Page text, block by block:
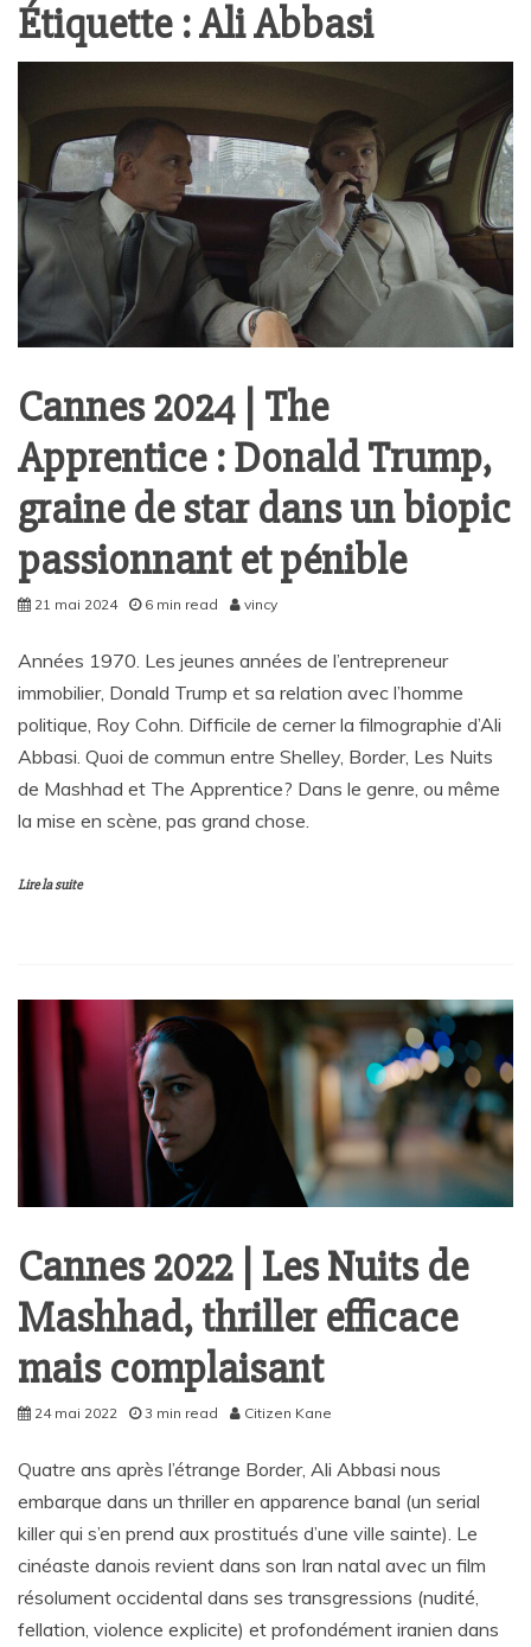
Étiquette :Ali Abbasi
Cannes 2024 | The
Apprentice : Donald Trump,
graine de star dans un biopic
passionnant et pénible
21 mai 2024 6 min read vincy
Années 1970. Les jeunes années de l’entrepreneur
immobilier, Donald Trump et sa relation avec l’homme
politique, Roy Cohn. Difficile de cerner la filmographie d’Ali
Abbasi. Quoi de commun entre Shelley, Border, Les Nuits
de Mashhad et The Apprentice? Dans le genre, ou même
la mise en scène, pas grand chose.
Lire la suite
Cannes 2022 | Les Nuits de
Mashhad, thriller efficace
mais complaisant
24 mai 2022 3 min read Citizen Kane
Quatre ans après l’étrange Border, Ali Abbasi nous
embarque dans un thriller en apparence banal (un serial
killer qui s’en prend aux prostitués d’une ville sainte). Le
cinéaste danois revient dans son Iran natal avec un film
résolument occidental dans ses transgressions (nudité,
fellation, violence explicite) et profondément iranien dans